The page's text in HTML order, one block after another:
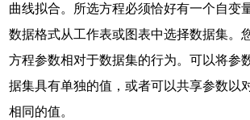
曲线拟合。所选方程必须恰好有一个自变
数据格式从工作表或图表中选择数据集。
方程参数相对于数据集的行为。可以将参
据集具有单独的值，或者可以共享参数以
相同的值。